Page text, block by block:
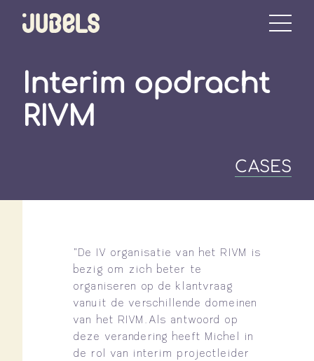
Interim opdracht
RIVM
CASES
“De IV organisatie van het RIVM is
bezig om zich beter te
organiseren op de klantvraag
vanuit de verschillende domeinen
van het RIVM. Als antwoord op
deze verandering heeft Michel in
de rol van interim projectleider